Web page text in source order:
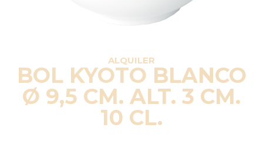
ALQUILER
BOL KYOTO BLANCO
Ø 9,5 CM. ALT. 3 CM.
10 CL.